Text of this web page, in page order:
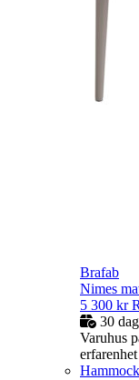
Brafab
Nimes
5 300 kr
30
Varuhus
erfarenhet